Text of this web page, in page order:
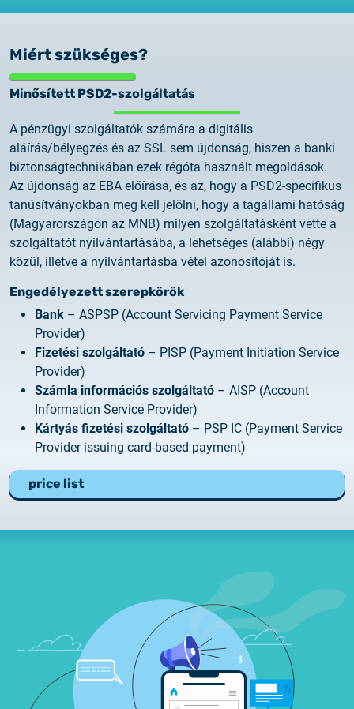
Miért szükséges?
Minősített PSD2-szolgáltatás
A pénzügyi szolgáltatók számára a digitális
aláírás/bélyegzés és az SSL sem újdonság, hiszen a banki
biztonságtechnikában ezek régóta használt megoldások.
Az újdonság az EBA előírása, és az, hogy a PSD2-specifikus
tanúsítványokban meg kell jelölni, hogy a tagállami hatóság
(Magyarországon az MNB) milyen szolgáltatásként vette a
szolgáltatót nyilvántartásába, a lehetséges (alábbi) négy
közül, illetve a nyilvántartásba vétel azonosítóját is.
Engedélyezett szerepkörök
Bank – ASPSP (Account Servicing Payment Service
Provider)
Fizetési szolgáltató – PISP (Payment Initiation Service
Provider)
Számla információs szolgáltató – AISP (Account
Information Service Provider)
Kártyás fizetési szolgáltató – PSP IC (Payment Service
Provider issuing card-based payment)
price list